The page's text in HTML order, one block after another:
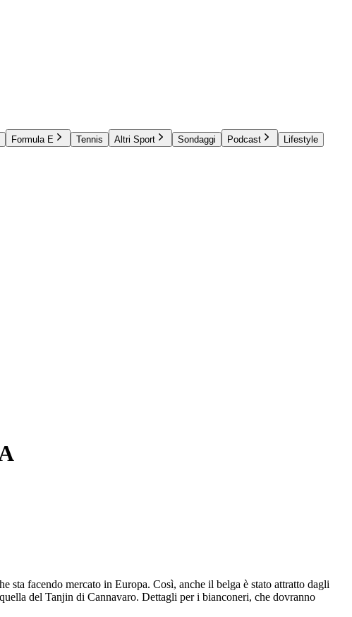
Formula E Tennis Altri Sport Sondaggi Podcast
Lifestyle
sta facendo mercato in Europa. Così, anche il belga è stato attratto dagli
del Tanjin di Cannavaro. Dettagli per i bianconeri, che dovranno